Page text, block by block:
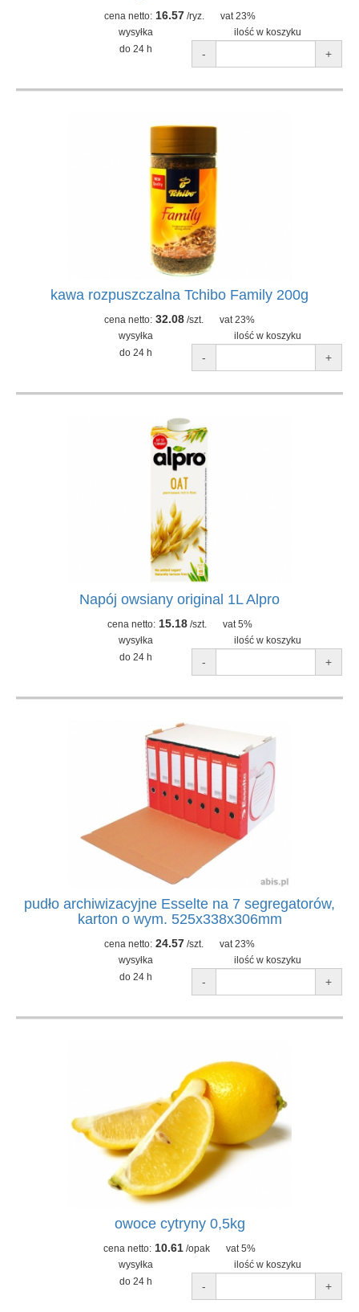
cena netto: 16.57/ryz.
vat 23%
wysyłka
ilość w koszyku
do 24 h
- +
kawa rozpuszczalna Tchibo Family 200g
cena netto: 32.08 /szt.
vat 23%
wysyłka
ilość w koszyku
do 24 h
- +
Napój owsiany original 1L Alpro
cena netto: 15.18/szt.
vat 5%
wysyłka
ilość w koszyku
do 24 h
- +
pudło archiwizacyjne Esselte na 7 segregatorów,
karton o wym. 525x338x306mm
cena netto: 24.57 /szt.
vat 23%
wysyłka
ilość w koszyku
do 24 h
- +
owoce cytryny 0,5kg
cena netto: 10.61 /opak
vat 5%
wysyłka
ilość w koszyku
do 24 h
- +